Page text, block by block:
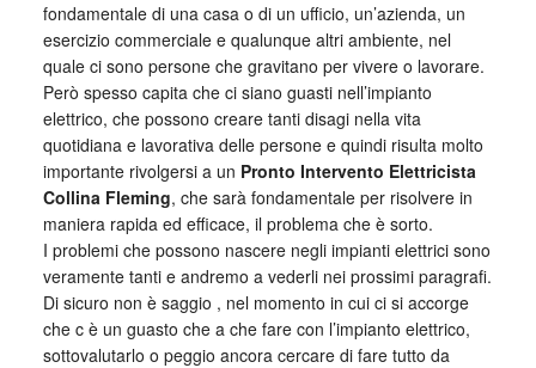
fondamentale di una casa o di un ufficio, un’azienda, un
esercizio commerciale e qualunque altri ambiente, nel
quale ci sono persone che gravitano per vivere o lavorare.
Però spesso capita che ci siano guasti nell’impianto
elettrico, che possono creare tanti disagi nella vita
quotidiana e lavorativa delle persone e quindi risulta molto
importante rivolgersi a un Pronto Intervento Elettricista
Collina Fleming, che sarà fondamentale per risolvere in
maniera rapida ed efficace, il problema che è sorto.
I problemi che possono nascere negli impianti elettrici sono
veramente tanti e andremo a vederli nei prossimi paragrafi.
Di sicuro non è saggio , nel momento in cui ci si accorge
che c è un guasto che a che fare con l’impianto elettrico,
sottovalutarlo o peggio ancora cercare di fare tutto da